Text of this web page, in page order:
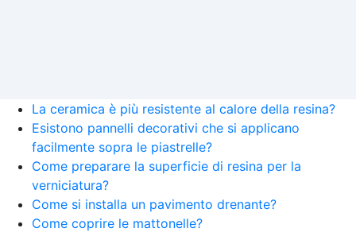
La ceramica è più resistente al calore della resina?
Esistono pannelli decorativi che si applicano
facilmente sopra le piastrelle?
Come preparare la superficie di resina per la
verniciatura?
Come si installa un pavimento drenante?
Come coprire le mattonelle?